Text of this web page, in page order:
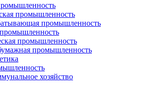
промыш­ленность
промыш­ленность
промыш­ленность
промыш­ленность
хозяйство